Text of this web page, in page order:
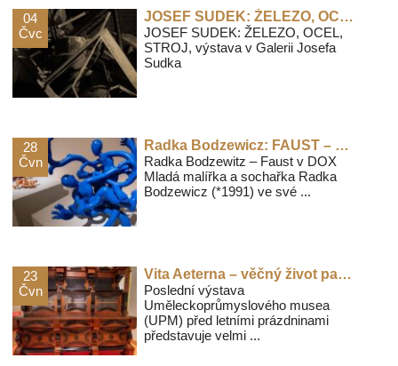
04
Čvc
JOSEF SUDEK: ŽELEZO, OCEL, STROJ, výstava v Galerii Josefa Sudka
JOSEF SUDEK: ŽELEZO, OCEL,
STROJ, výstava v Galerii Josefa
Sudka
28
Čvn
Radka Bodzewicz: FAUST – výstava v centru DOX
Radka Bodzewitz – Faust v DOX
Mladá malířka a sochařka Radka
Bodzewicz (*1991) ve své ...
23
Čvn
Vita Aeterna – věčný život památek díky restaurování
Poslední výstava
Uměleckoprůmyslového musea
(UPM) před letními prázdninami
představuje velmi ...